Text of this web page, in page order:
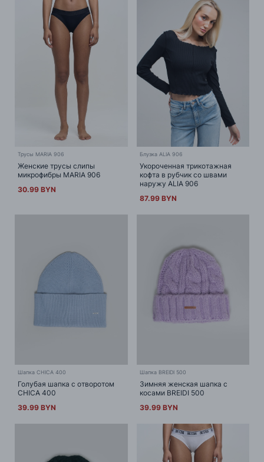
Трусы MARIA 906
Женские трусы слипы
микрофибры MARIA 906
30.99 BYN
Блузка ALIA 906
Укороченная трикотажная
кофта в рубчик со швами
наружу ALIA 906
87.99 BYN
Шапка CHICA 400
Голубая шапка с отворотом
CHICA 400
39.99 BYN
Шапка BREIDI 500
Зимняя женская шапка с
косами BREIDI 500
39.99 BYN